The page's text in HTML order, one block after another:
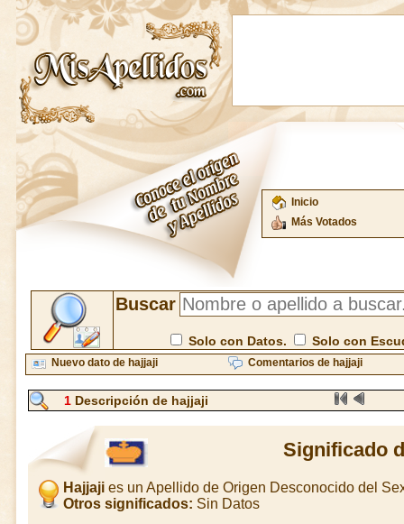
Inicio
Más Votados
Buscar
Solo con Datos. Solo con
Nuevo dato de hajjaji Comentarios de hajjaji
1 Descripción de hajjaji
Significado
Hajjajies un Apellido de Origen Desconocido del
Otros significados: Sin Datos